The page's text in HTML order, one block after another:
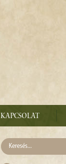
Kapcsolat